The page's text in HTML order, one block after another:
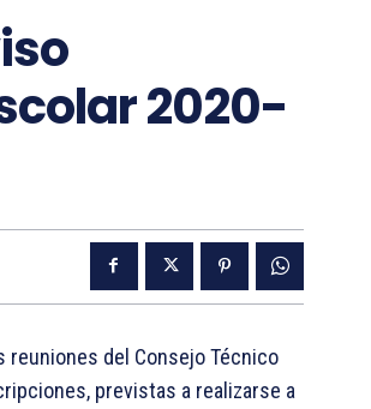
2020-
reuniones del Consejo Técnico
previstas a realizarse a